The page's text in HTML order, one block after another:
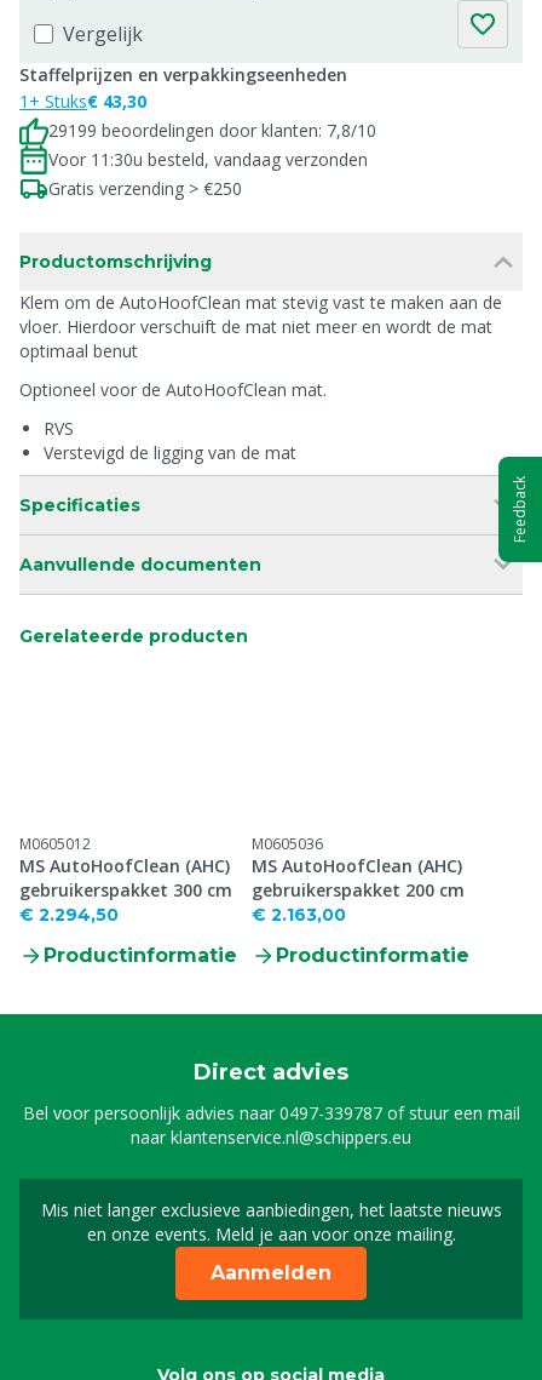
Vergelijk
Staffelprijzen en verpakkingseenheden
1+ Stuks€ 43,30
29199 beoordelingen door klanten: 7,8/10
Voor 11:30u besteld, vandaag verzonden
Gratis verzending > €250
Productomschrijving
Klem om de AutoHoofClean mat stevig vast te maken aan de
vloer. Hierdoor verschuift de mat niet meer en wordt de mat
optimaal benut
Optioneel voor de AutoHoofClean mat.
RVS
Verstevigd de ligging van de mat
Specificaties
Aanvullende documenten
Gerelateerde producten
M0605012
MS AutoHoofClean (AHC)
gebruikerspakket 300 cm
€ 2.294,50
Productinformatie
M0605036
MS AutoHoofClean (AHC)
gebruikerspakket 200 cm
€ 2.163,00
Productinformatie
Direct advies
Bel voor persoonlijk advies naar0497-339787of stuur een mail
naarklantenservice.nl@schippers.eu
Mis niet langer exclusieve aanbiedingen, het laatste nieuws
en onze events. Meld je aan voor onze mailing.
Schrijf je in voor onze
Aanmelden
Volg ons op social media
Feedback